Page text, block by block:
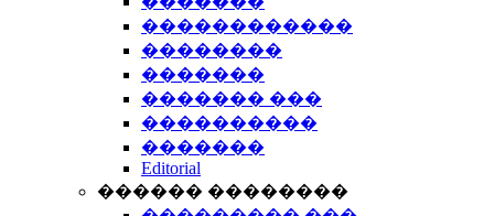
������������
��������
�������
������� ���
����������
�������
Editorial
������ ��������